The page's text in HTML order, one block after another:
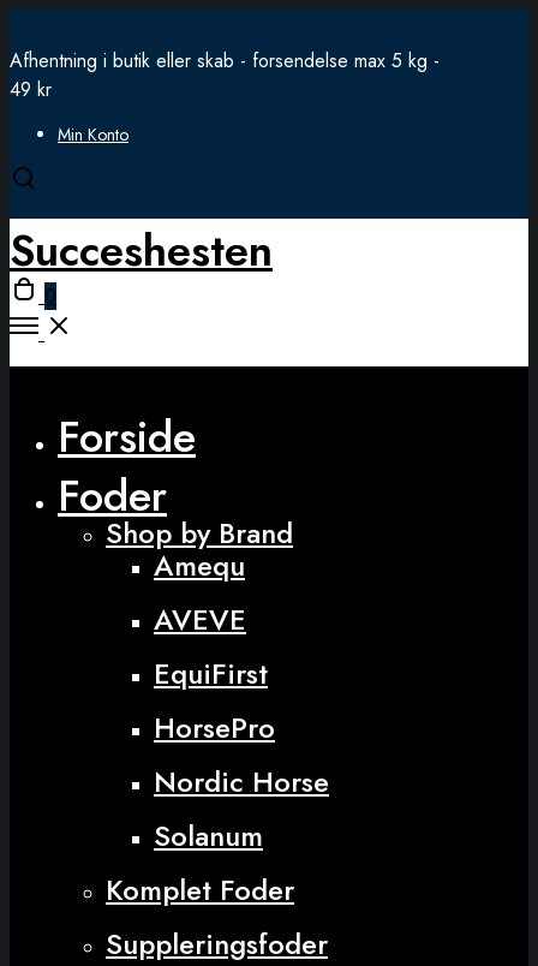
Afhentning i butik eller skab - forsendelse max 5 kg -
49 kr
Min Konto
Open
modal
Succeshesten
Open
cart
0
Open
Forside
Foder
Shop by Brand
Amequ
AVEVE
EquiFirst
HorsePro
Nordic Horse
Solanum
Komplet Foder
Suppleringsfoder